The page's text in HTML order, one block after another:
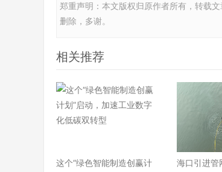
郑重声明：本文版权归原作者所有，转载
删除，多谢。
相关推荐
这个“绿色智能制造创赢计
海口引进管